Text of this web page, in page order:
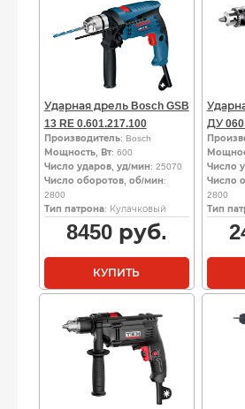
Ударная дрель Bosch GSB
13 RE 0.601.217.100
Производитель: Bosch
Мощность, Вт: 600
Число ударов, уд/мин: 25070
Число оборотов, об/мин:
2800
Тип патрона: Кулачковый
8450руб.
КУПИТЬ
ДУ
Число
Число
2800
Тип